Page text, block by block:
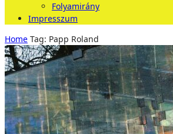
Folyamirány
Impresszum
Home Tag: Papp Roland